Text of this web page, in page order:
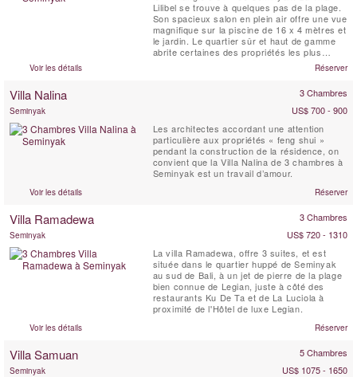
Lilibel se trouve à quelques pas de la plage.
Son spacieux salon en plein air offre une vue
magnifique sur la piscine de 16 x 4 mètres et
le jardin. Le quartier sûr et haut de gamme
abrite certaines des propriétés les plus
exclusives de l'île. La Villa Lilibel propose
une salle de sport, deux salles de télévision
Voir les détails Réserver
Villa Nalina 3 Chambres
Seminyak
US$ 700 - 900
Les architectes accordant une attention
particulière aux propriétés « feng shui »
pendant la construction de la résidence, on
convient que la Villa Nalina de 3 chambres à
Seminyak est un travail d’amour.
Voir les détails Réserver
Villa Ramadewa 3 Chambres
Seminyak
US$ 720 - 1310
La villa Ramadewa, offre 3 suites, et est
située dans le quartier huppé de Seminyak
au sud de Bali, à un jet de pierre de la plage
bien connue de Legian, juste à côté des
restaurants Ku De Ta et de La Luciola à
proximité de l'Hôtel de luxe Legian.
Voir les détails Réserver
Villa Samuan 5 Chambres
Seminyak
US$ 1075 - 1650